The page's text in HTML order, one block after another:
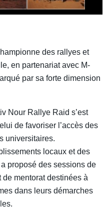
des rallyes et
en partenariat avec M-
par sa forte dimension
Nour Rallye Raid s’est
de favoriser l’accès des
universitaires.
locaux et des
proposé des sessions de
mentorat destinées à
dans leurs démarches